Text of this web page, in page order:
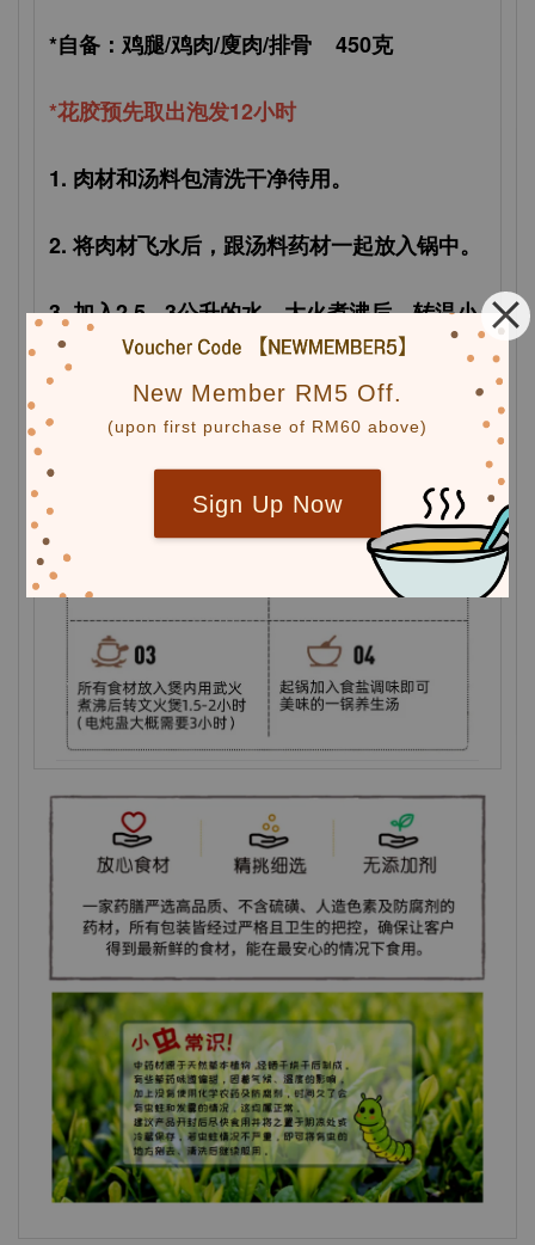
New Member RM5 Off.
(upon first purchase of RM60 above)
Sign Up Now
*自备：鸡腿/鸡肉/廋肉/排骨 450克
*花胶预先取出泡发12小时
1. 肉材和汤料包清洗干净待用。
2. 将肉材飞水后，跟汤料药材一起放入锅中。
3. 加入2.5 - 3公升的水，大火煮沸后，转温小
火煮约2小时。
4. 加入适量盐调味即可食用。